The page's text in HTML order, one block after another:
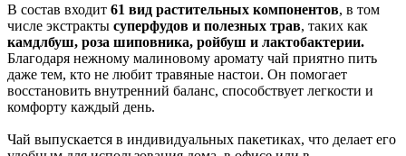
В состав входит 61 вид растительных компонентов, в том
числе экстракты суперфудов и полезных трав, таких как
камдлбуш, роза шиповника, ройбуш и лактобактерии.
Благодаря нежному малиновому аромату чай приятно пить
даже тем, кто не любит травяные настои. Он помогает
восстановить внутренний баланс, способствует легкости и
комфорту каждый день.
Чай выпускается в индивидуальных пакетиках, что делает его